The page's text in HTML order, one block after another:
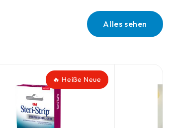
Alles sehen
🔥 Heiße Neue